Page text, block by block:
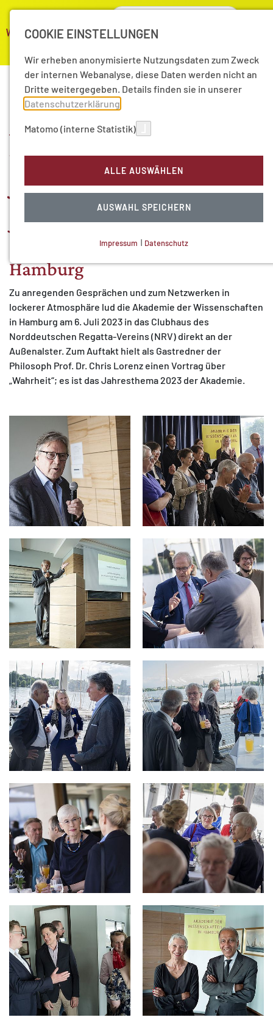
Anregende Gespräche
nach Vortrag zum
Jahresthema „Wahrheit“
Jahresempfang der Akademie
der Wissenschaften in
Hamburg
Zu anregenden Gesprächen und zum Netzwerken in
lockerer Atmosphäre lud die Akademie der Wissenschaften
in Hamburg am 6. Juli 2023 in das Clubhaus des
Norddeutschen Regatta-Vereins (NRV) direkt an der
Außenalster. Zum Auftakt hielt als Gastredner der
Philosoph Prof. Dr. Chris Lorenz einen Vortrag über
„Wahrheit“; es ist das Jahresthema 2023 der Akademie.
COOKIE EINSTELLUNGEN
Wir erheben anonymisierte Nutzungsdaten zum Zweck
der internen Webanalyse, diese Daten werden nicht an
Dritte weitergegeben. Details finden sie in unserer
Datenschutzerklärung
Matomo (interne Statistik)
ALLE AUSWÄHLEN
AUSWAHL SPEICHERN
Technisch notwendig.
MATOMO (INTERNE STATISTIK)
Statistik Cookies erfassen Informationen anonym.
Diese Informationen helfen uns zu verstehen, wie
Matomo
Impressum | Datenschutz